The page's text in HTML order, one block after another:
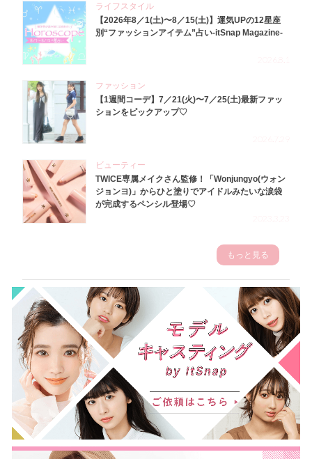
ライフスタイル
【2026年8／1(土)〜8／15(土)】運気UPの12星座
別“ファッションアイテム”占い-itSnap Magazine-
ファッション
【1週間コーデ】7／21(火)〜7／25(土)最新ファッ
ションをピックアップ♡
ビューティー
TWICE専属メイクさん監修！「Wonjungyo(ウォン
ジョンヨ)」からひと塗りでアイドルみたいな涙袋
が完成するペンシル登場♡
もっと見る